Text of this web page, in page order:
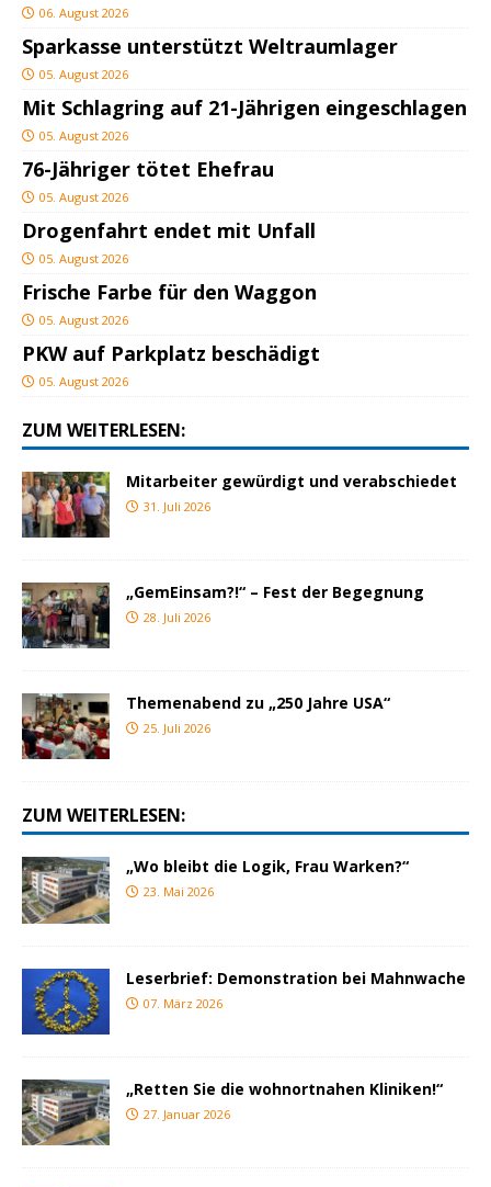
06. August 2026
Sparkasse unterstützt Weltraumlager
05. August 2026
Mit Schlagring auf 21-Jährigen eingeschlagen
05. August 2026
76-Jähriger tötet Ehefrau
05. August 2026
Drogenfahrt endet mit Unfall
05. August 2026
Frische Farbe für den Waggon
05. August 2026
PKW auf Parkplatz beschädigt
05. August 2026
ZUM WEITERLESEN:
Mitarbeiter gewürdigt und verabschiedet
31. Juli 2026
„GemEinsam?!“ – Fest der Begegnung
28. Juli 2026
Themenabend zu „250 Jahre USA“
25. Juli 2026
ZUM WEITERLESEN:
„Wo bleibt die Logik, Frau Warken?“
23. Mai 2026
Leserbrief: Demonstration bei Mahnwache
07. März 2026
„Retten Sie die wohnortnahen Kliniken!“
27. Januar 2026